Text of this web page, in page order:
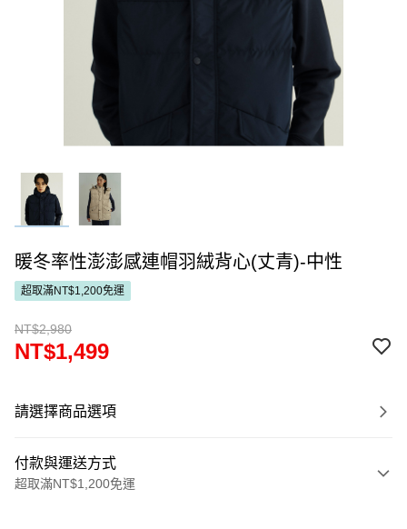
暖冬率性澎澎感連帽羽絨背心(丈青)-中性
超取滿NT$1,200免運
NT$2,980
NT$1,499
請選擇商品選項
付款與運送方式
超取滿NT$1,200免運